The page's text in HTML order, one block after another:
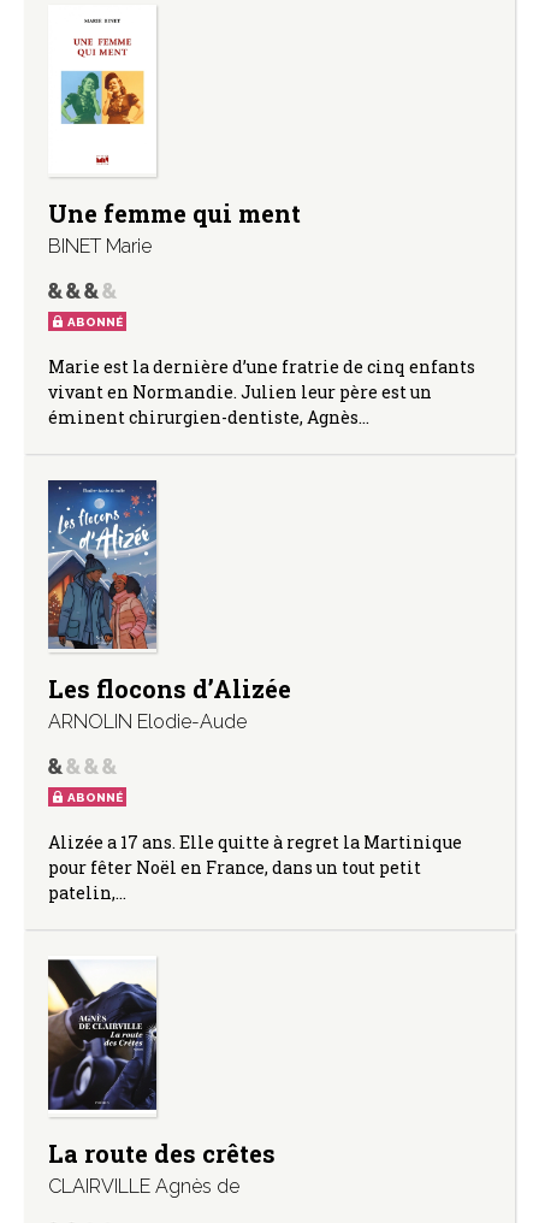
Une femme qui ment
BINET Marie
ABONNÉ
Marie est la dernière d’une fratrie de cinq enfants
vivant en Normandie. Julien leur père est un
éminent chirurgien-dentiste, Agnès…
Les flocons d’Alizée
ARNOLIN Elodie-Aude
ABONNÉ
Alizée a 17 ans. Elle quitte à regret la Martinique
pour fêter Noël en France, dans un tout petit
patelin,…
La route des crêtes
CLAIRVILLE Agnès de